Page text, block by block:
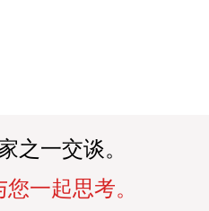
之一交谈。
一起思考。